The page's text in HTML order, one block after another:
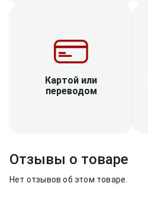
Картой или
переводом
Отзывы о товаре
Нет отзывов об этом товаре.